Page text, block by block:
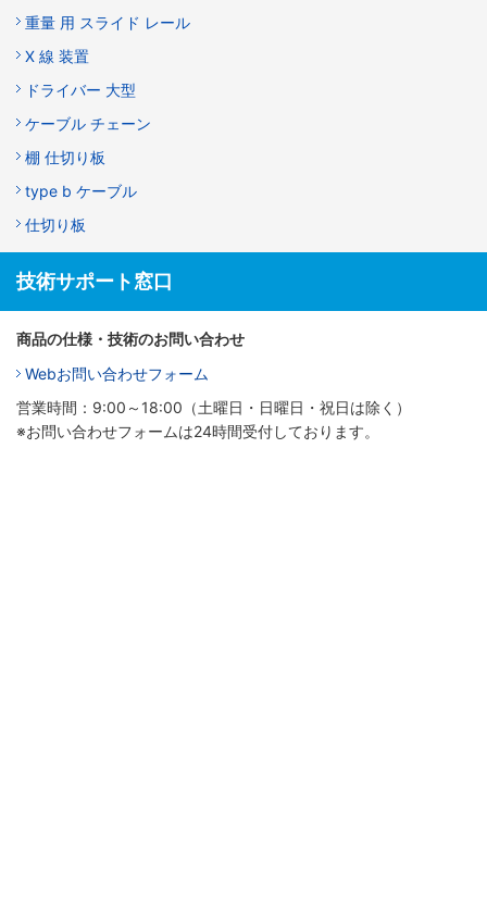
重量 用 スライド レール
X 線 装置
ドライバー 大型
ケーブル チェーン
棚 仕切り板
type b ケーブル
仕切り板
技術サポート窓口
商品の仕様・技術のお問い合わせ
Webお問い合わせフォーム
営業時間：9:00～18:00（土曜日・日曜日・祝日は除く）
※お問い合わせフォームは24時間受付しております。